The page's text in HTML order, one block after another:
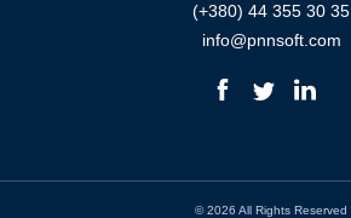
(+380) 44 355 30 35
info@pnnsoft.com
© 2026 All Rights Reserved